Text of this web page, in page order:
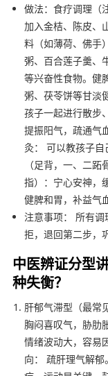
做法：食疗调理（
加入金桔、陈皮、
料（如薄荷、佛手
粥、百合莲子羹、
等兴奋性食物。健
粥、茯苓饼等甘淡
孩子一起进行散步
提振阳气，疏通气
灸： 可以教孩子
（足背，一、二
指）：宁心安神，
健脾和胃，补益气
注意事项： 所有
拒，退回第二步，
中医辨证分型
种失衡？
肝郁气滞型（最常
胸闷喜叹气，胁肋
情绪波动大，容易
向： 疏肝理气解